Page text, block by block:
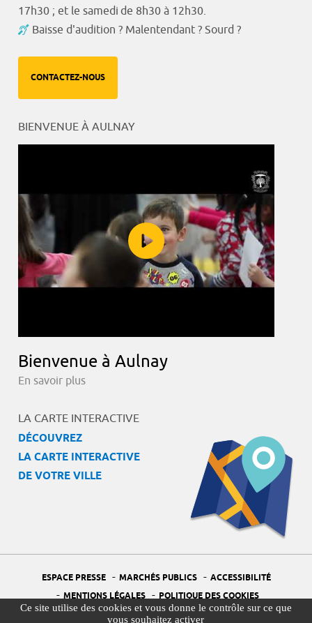
Ce site utilise des cookies et vous donne le contrôle sur ce que
vous souhaitez activer
17h30 ; et le samedi de 8h30 à 12h30.
Baisse d'audition ? Malentendant ? Sourd ?
CONTACTEZ-NOUS
BIENVENUE À AULNAY
Bienvenue à Aulnay
En savoir plus
LA CARTE INTERACTIVE
DÉCOUVREZ
LA CARTE INTERACTIVE
DE VOTRE VILLE
ESPACE PRESSE - MARCHÉS PUBLICS - ACCESSIBILITÉ
- MENTIONS LÉGALES - POLITIQUE DES COOKIES
PORTAIL DÉLÉGUÉ À LA PROTECTION DES DONNÉES - PLAN DU SITE